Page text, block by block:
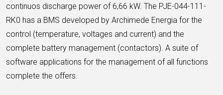
continuos discharge power of 6,66 kW. The PJE-044-111-
RK0 has a BMS developed by Archimede Energia for the
control (temperature, voltages and current) and the
complete battery management (contactors). A suite of
software applications for the management of all functions
complete the offers.